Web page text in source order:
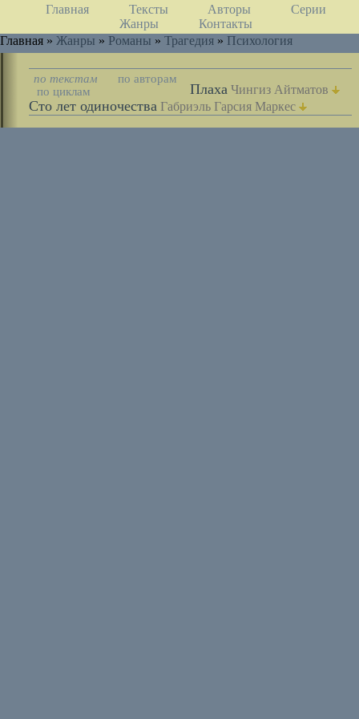
Главная Тексты Авторы
Серии
Жанры
Контакты
Главная » Жанры » Романы » Трагедия » Психология
по текстам
по авторам
по циклам
Плаха Чингиз Айтматов
Сто лет одиночества Габриэль Гарсия Маркес